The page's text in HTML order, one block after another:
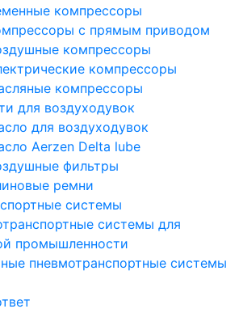
компрессоры
с прямым приводом
компрессоры
компрессоры
компрессоры
для воздуходувок
для воздуходувок
Aerzen Delta lube
фильтры
ремни
системы
системы для
промышленности
пневмотранспортные системы